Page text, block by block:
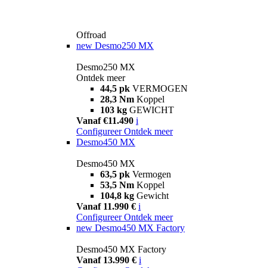
Offroad
new Desmo250 MX
Desmo250 MX
Ontdek meer
44,5 pk VERMOGEN
28,3 Nm Koppel
103 kg GEWICHT
Vanaf €11.490 i
Configureer Ontdek meer
Desmo450 MX
Desmo450 MX
63,5 pk Vermogen
53,5 Nm Koppel
104,8 kg Gewicht
Vanaf 11.990 € i
Configureer Ontdek meer
new Desmo450 MX Factory
Desmo450 MX Factory
Vanaf 13.990 € i